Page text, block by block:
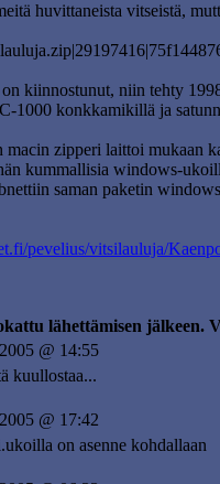
huvittaneista vitseistä,
kiinnostunut, niin tehty
1000 konkkamikillä ja
macin zipperi laittoi mukaan
kummallisia windows-
saman paketin
pevelius/vitsilauluja/
lähettämisen jälkeen.
@ 14:55
kuullostaa...
@ 17:42
on asenne kohdallaan